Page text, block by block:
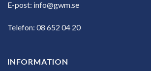
E-post: info@gwm.se
Telefon: 08 652 04 20
INFORMATION